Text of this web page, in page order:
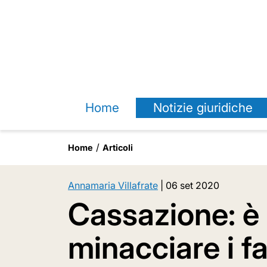
Home Notizie giuridiche
Home Articoli
Annamaria Villafrate 06 set 2020
Cassazione:
minacciare i